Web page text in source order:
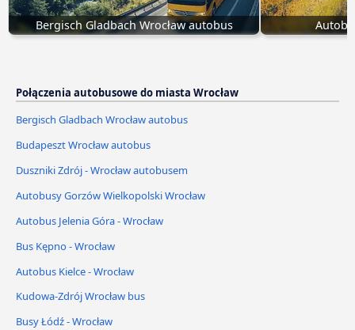
Bergisch Gladbach Wrocław autobus
Połączenia autobusowe do miasta Wrocław
Bergisch Gladbach Wrocław autobus
Budapeszt Wrocław autobus
Duszniki Zdrój - Wrocław autobusem
Autobusy Gorzów Wielkopolski Wrocław
Autobus Jelenia Góra - Wrocław
Bus Kępno - Wrocław
Autobus Kielce - Wrocław
Kudowa-Zdrój Wrocław bus
Busy Łódź - Wrocław